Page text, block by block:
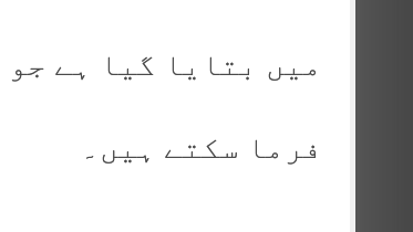
میں بتایا گیا ہے جو
فرما سکتے ہیں۔